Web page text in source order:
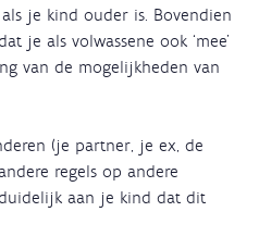
je kind ouder is. Bovendien
je als volwassene ook ‘mee’
van de mogelijkheden van
(je partner, je ex, de
regels op andere
aan je kind dat dit